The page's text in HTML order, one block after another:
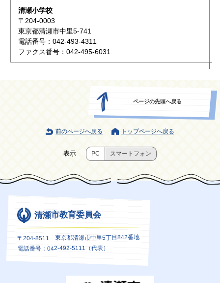
清瀬小学校
〒204-0003
東京都清瀬市中里5-741
電話番号：042-493-4311
ファクス番号：042-495-6031
ページの先頭へ戻る
前のページへ戻る トップページへ戻る
表示 PC スマートフォン
清瀬市教育委員会
〒204-8511 東京都清瀬市中里5丁目842番地
電話番号：042-492-5111（代表）